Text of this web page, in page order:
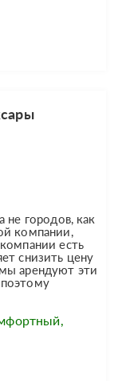
не городов, как
компании,
есть
снизить цену
арендуют эти